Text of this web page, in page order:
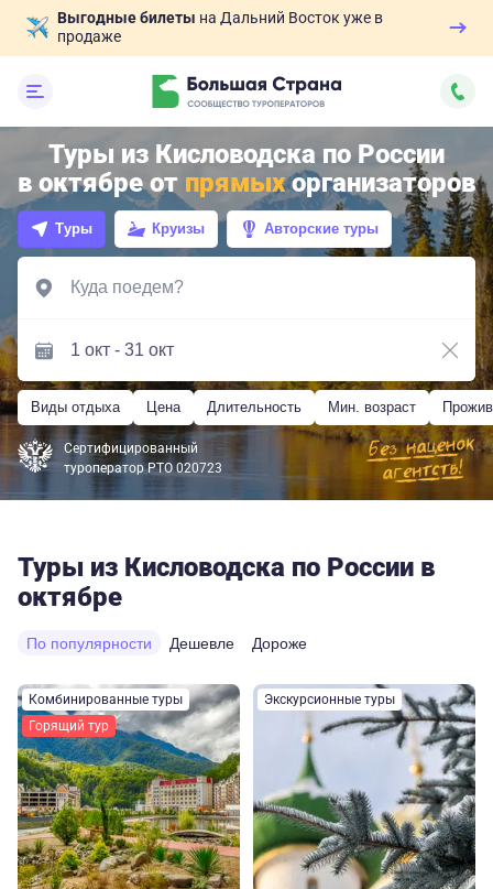
Выгодные билеты на Дальний Восток уже в
продаже
Туры из Кисловодска по России
в октябре от прямыхорганизаторов
Туры Круизы Авторские туры
Виды отдыха Цена Длительность Мин. возраст
Сертифицированный
туроператор РТО 020723
Туры из Кисловодска по России в
октябре
По популярности Дешевле Дороже
Комбинированные туры
Горящий тур
Экскурсионные туры